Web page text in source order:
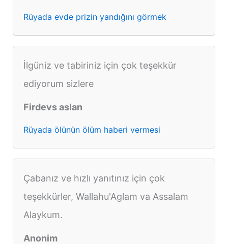
Rüyada evde prizin yandığını görmek
İlgüniz ve tabiriniz için çok teşekkür
ediyorum sizlere
Firdevs aslan
Rüyada ölünün ölüm haberi vermesi
Çabanız ve hızlı yanıtınız için çok
teşekkürler, Wallahu'Aglam va Assalam
Alaykum.
Anonim